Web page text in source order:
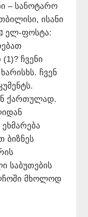
– სანოტარო
ისანი
ელ-ფოსტა:
ჩვენი
ჩვენ
ქართულად.
ბიზნეს
საბუთების
მხოლოდ